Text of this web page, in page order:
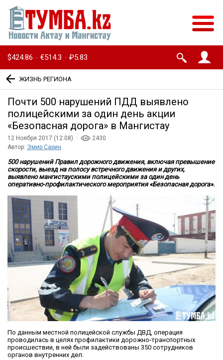
$424.86 · €514.3 · ₽5.83
ЖИЗНЬ РЕГИОНА
Почти 500 нарушений ПДД выявлено
полицейскими за один день акции
«Безопасная дорога» в Мангистау
12 Ноября 2017 (12:08) ·
2430
Автор: Эмир Сарин
500 нарушений Правил дорожного движения, включая превышение
скорости, выезд на полосу встречного движения и других,
выявлено мангистаускими полицейскими за один день
оперативно-профилактического мероприятия «Безопасная дорога».
По данным местной полицейской службы ДВД, операция
проводилась в целях профилактики дорожно-транспортных
происшествии, в ней были задействованы 350 сотрудников
органов внутренних дел.